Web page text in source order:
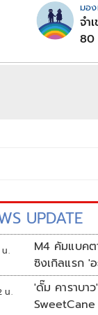
มอ
จำ
80
UPDATE
น.
M4 คัมแบค
ซิงเกิลแรก '
น.
'ดั๊ม คาราบา